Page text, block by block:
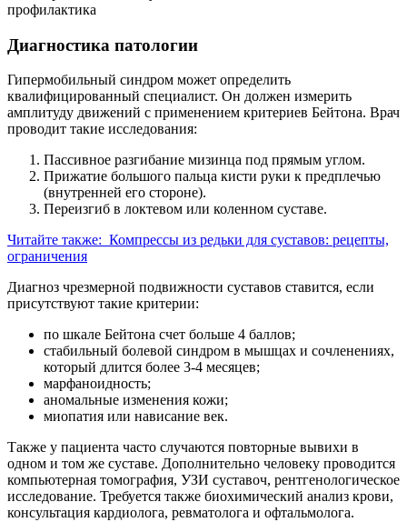
Диагностика патологии
Гипермобильный синдром может определить
квалифицированный специалист. Он должен измерить
амплитуду движений с применением критериев Бейтона. Врач
проводит такие исследования:
Пассивное разгибание мизинца под прямым углом.
Прижатие большого пальца кисти руки к предплечью
(внутренней его стороне).
Переизгиб в локтевом или коленном суставе.
Читайте также: Компрессы из редьки для суставов: рецепты,
ограничения
Диагноз чрезмерной подвижности суставов ставится, если
присутствуют такие критерии:
по шкале Бейтона счет больше 4 баллов;
стабильный болевой синдром в мышцах и сочленениях,
который длится более 3-4 месяцев;
марфаноидность;
аномальные изменения кожи;
миопатия или нависание век.
Также у пациента часто случаются повторные вывихи в
одном и том же суставе. Дополнительно человеку проводится
компьютерная томография, УЗИ суставоч, рентгенологическое
исследование. Требуется также биохимический анализ крови,
консультация кардиолога, ревматолога и офтальмолога.